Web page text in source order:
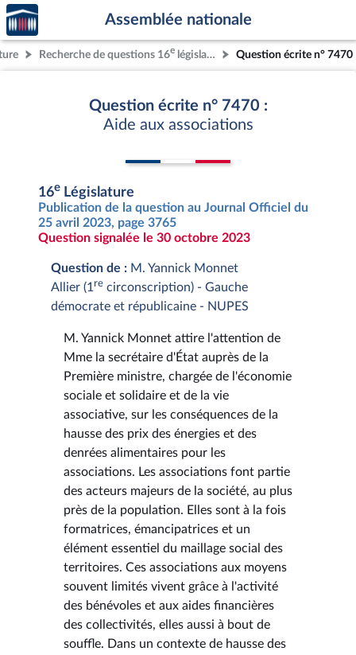
Aller au contenu
Aller en bas de la page
Accèder
à la
page
d'accueil
Assemblée nationale
Recherche de questions 16e législature Question écrite n° 7470
Question écrite n° 7470 :
Aide aux associations
16e Législature
Publication de la question au Journal Officiel du
25 avril 2023, page 3765
Question signalée le 30 octobre 2023
Question de : M. Yannick Monnet
Allier (1 re circonscription) - Gauche
démocrate et républicaine - NUPES
M. Yannick Monnet attire l'attention de
Mme la secrétaire d'État auprès de la
Première ministre, chargée de l'économie
sociale et solidaire et de la vie
associative, sur les conséquences de la
hausse des prix des énergies et des
denrées alimentaires pour les
associations. Les associations font partie
des acteurs majeurs de la société, au plus
près de la population. Elles sont à la fois
formatrices, émancipatrices et un
élément essentiel du maillage social des
territoires. Ces associations aux moyens
souvent limités vivent grâce à l'activité
des bénévoles et aux aides financières
des collectivités, elles aussi à bout de
souffle. Dans un contexte de hausse des